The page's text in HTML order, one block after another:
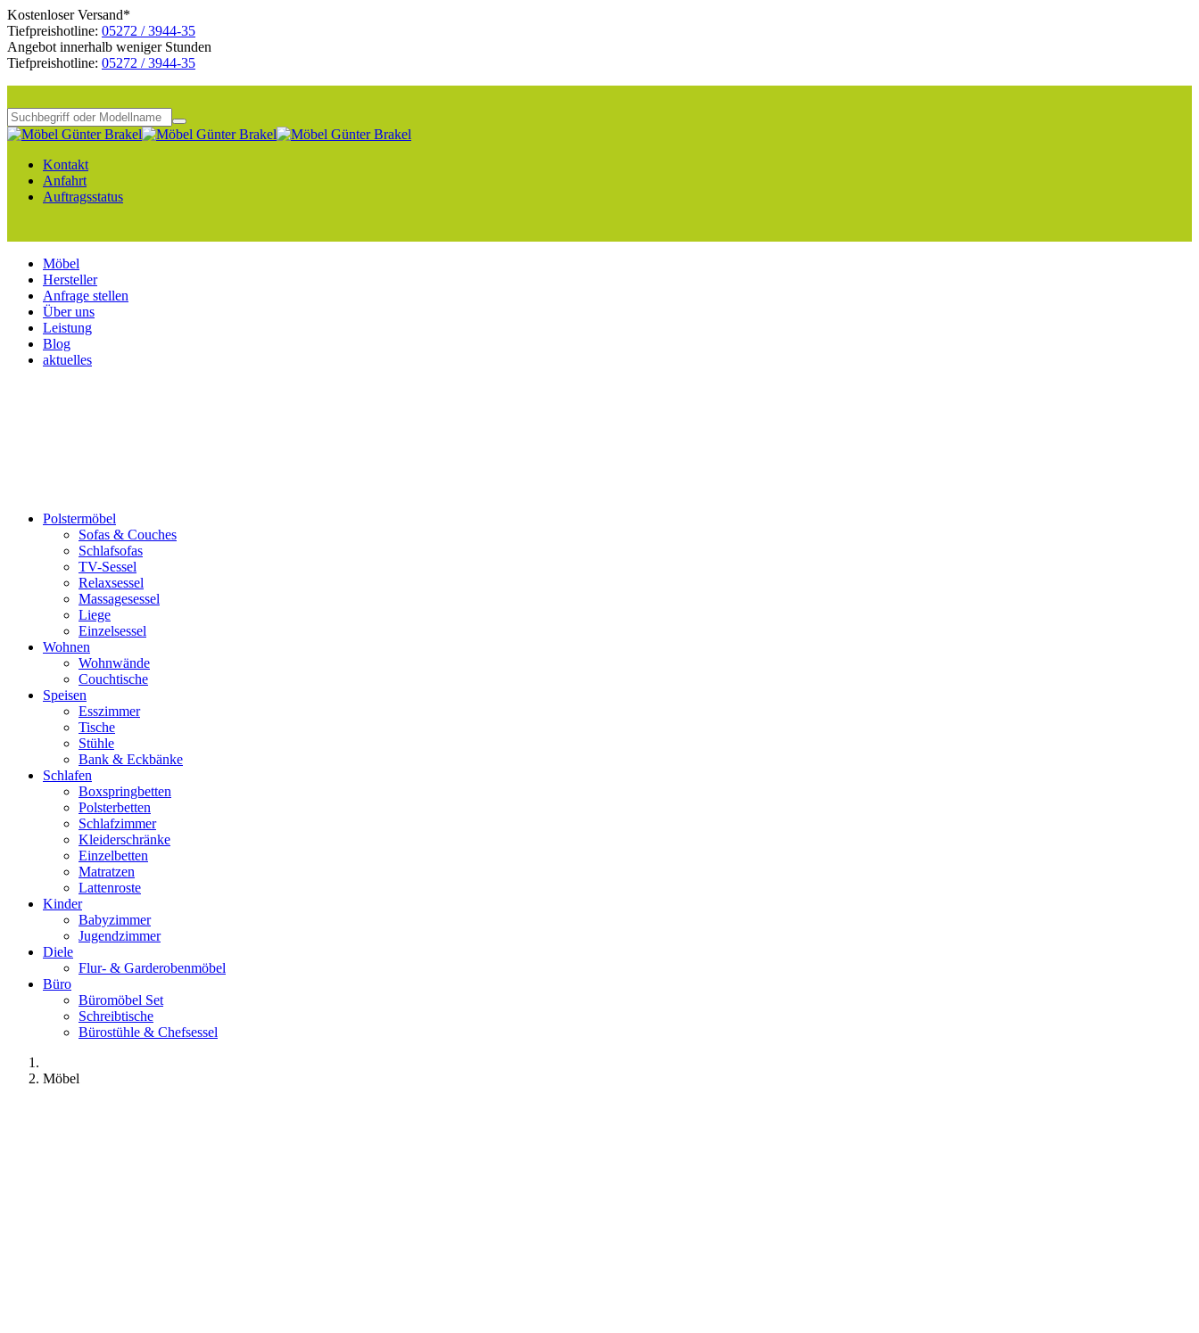
Kostenloser Versand*
Tiefpreishotline: 05272 / 3944-35
Angebot innerhalb weniger Stunden
Tiefpreishotline: 05272 / 3944-35
Kontakt
Anfahrt
Auftragsstatus
Möbel
Hersteller
Anfrage stellen
Über uns
Leistung
Blog
aktuelles
Polstermöbel
Sofas & Couches
Schlafsofas
TV-Sessel
Relaxsessel
Massagesessel
Liege
Einzelsessel
Wohnen
Wohnwände
Couchtische
Speisen
Esszimmer
Tische
Stühle
Bank & Eckbänke
Schlafen
Boxspringbetten
Polsterbetten
Schlafzimmer
Kleiderschränke
Einzelbetten
Matratzen
Lattenroste
Kinder
Babyzimmer
Jugendzimmer
Diele
Flur- & Garderobenmöbel
Büro
Büromöbel Set
Schreibtische
Bürostühle & Chefsessel
Möbel